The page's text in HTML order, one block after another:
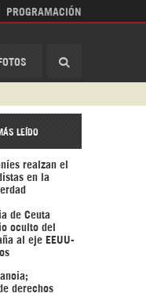
FOTOS
PROGRAMACIÓN
LEÍDO
realzan el
en la
de Ceuta
oculto del
al eje EEUU-
derechos